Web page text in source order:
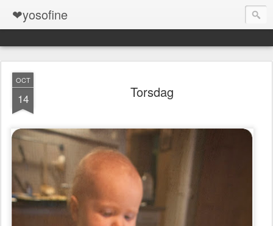
❤yosofine
OCT
14 Torsdag